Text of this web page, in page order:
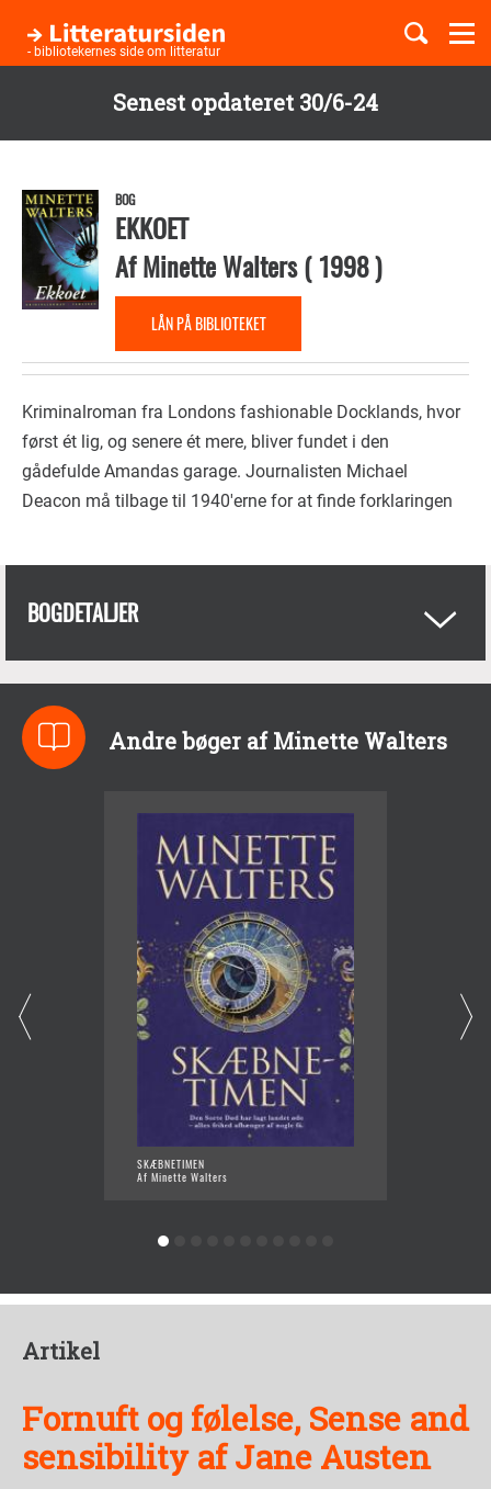
Senest opdateret 30/6-24
hovedindhold
- bibliotekernes side om litteratur
Børnebøger
Temaer
BOG
EKKOET
AfMinette Walters(1998)
LÅN PÅ BIBLIOTEKET
Kriminalroman fra Londons fashionable Docklands, hvor
først ét lig, og senere ét mere, bliver fundet i den
gådefulde Amandas garage. Journalisten Michael
Deacon må tilbage til 1940'erne for at finde forklaringen
BOGDETALJER
Andre bøger af Minette Walters
SKÆBNETIMEN
Af Minette Walters
Artikel
Fornuft og følelse, Sense and
sensibility af Jane Austen